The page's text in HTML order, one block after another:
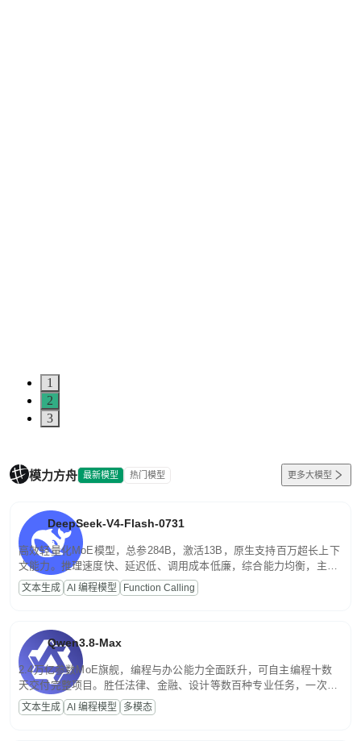
1
2
3
模力方舟 最新模型 热门模型 更多大模型
DeepSeek-V4-Flash-0731
高效轻量化MoE模型，总参284B，激活13B，原生支持百万超长上下
文能力。推理速度快、延迟低、调用成本低廉，综合能力均衡，主打
高并发、轻量化任务，适合日常对话、内容创作、基础 RAG、批量
文案处理等普惠刚需场景。
文本生成 AI 编程模型 Function Calling
Qwen3.8-Max
2.4万亿参数MoE旗舰，编程与办公能力全面跃升，可自主编程十数
天交付完整项目。胜任法律、金融、设计等数百种专业任务，一次对
话端到端交付生产级成果。原生视觉理解贯穿规划、执行与验证全流
程，支持超长文档与长视频的深度语义解析。长程任务中自主规划与
文本生成 AI 编程模型 多模态